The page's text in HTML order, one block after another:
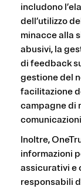
includono
dell’utilizzo
minacce alla
abusivi, la
di feedback
gestione del
facilitazione
campagne di
Inoltre,
informazioni
assicurativi e
responsabili